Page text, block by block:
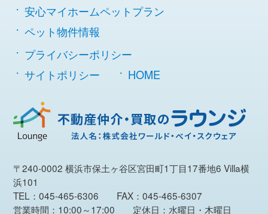
安心マイホームペットプラン
ペット物件情報
プライバシーポリシー
サイトポリシー
HOME
〒240-0002 横浜市保土ヶ谷区宮田町1丁目17番地6 Villa横
浜101
TEL：045-465-6306 FAX：045-465-6307
営業時間：10:00～17:00 定休日：水曜日・木曜日